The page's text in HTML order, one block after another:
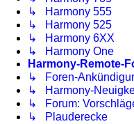
↳ Harmony 555
↳ Harmony 525
↳ Harmony 6XX
↳ Harmony One
Harmony-Remote-
↳ Foren-
↳ Harmony-
↳ Forum:
↳ Plauderecke